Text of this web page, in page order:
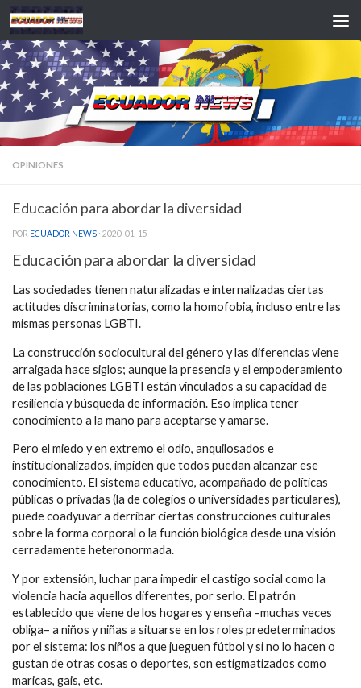
Saltar al contenido
OPINIONES
Educación para abordar la diversidad
POR ECUADOR NEWS · 2020-01-15
Educación para abordar la diversidad
Las sociedades tienen naturalizadas e internalizadas ciertas
actitudes discriminatorias, como la homofobia, incluso entre las
mismas personas LGBTI.
La construcción sociocultural del género y las diferencias viene
arraigada hace siglos; aunque la presencia y el empoderamiento
de las poblaciones LGBTI están vinculados a su capacidad de
resiliencia y búsqueda de información. Eso implica tener
conocimiento a la mano para aceptarse y amarse.
Pero el miedo y en extremo el odio, anquilosados e
institucionalizados, impiden que todos puedan alcanzar ese
conocimiento. El sistema educativo, acompañado de políticas
públicas o privadas (la de colegios o universidades particulares),
puede coadyuvar a derribar ciertas construcciones culturales
sobre la forma corporal o la función biológica desde una visión
cerradamente heteronormada.
Y por extensión, luchar para impedir el castigo social como la
violencia hacia aquellos diferentes, por serlo. El patrón
establecido que viene de los hogares y enseña –muchas veces
obliga– a niños y niñas a situarse en los roles predeterminados
por el sistema: los niños a que jueguen fútbol y si no lo hacen o
gustan de otras cosas o deportes, son estigmatizados como
maricas, gais, etc.